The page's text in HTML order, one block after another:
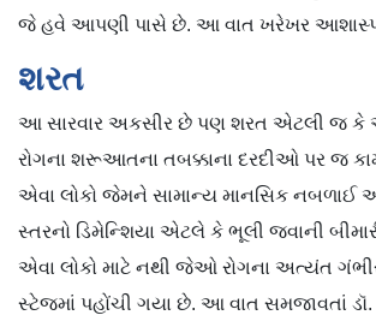
જે હવે આપણી પાસે છે. આ વાત ખરેખર
શરત
આ સારવાર અકસીર છે પણ શરત એટલી જ કે
રોગના શરૂઆતના તબક્કાના દરદીઓ પર જ
એવા લોકો જેમને સામાન્ય માનસિક નબળાઈ
સ્તરનો ડિમેન્શિયા એટલે કે ભૂલી જવાની
એવા લોકો માટે નથી જેઓ રોગના અત્યંત
સ્ટેજમાં પહોંચી ગયા છે. આ વાત સમજાવતાં ડૉ.